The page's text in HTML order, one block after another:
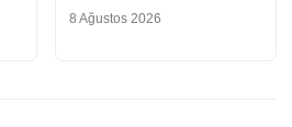
8 Ağustos 2026